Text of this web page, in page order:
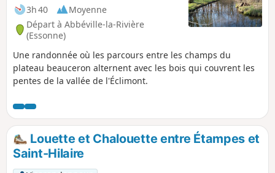
3h 40
Moyenne
Départ à Abbéville-la-Rivière
(Essonne)
Une randonnée où les parcours entre les champs du
plateau beauceron alternent avec les bois qui couvrent les
pentes de la vallée de l'Éclimont.
Louette et Chalouette entre Étampes et
Saint-Hilaire